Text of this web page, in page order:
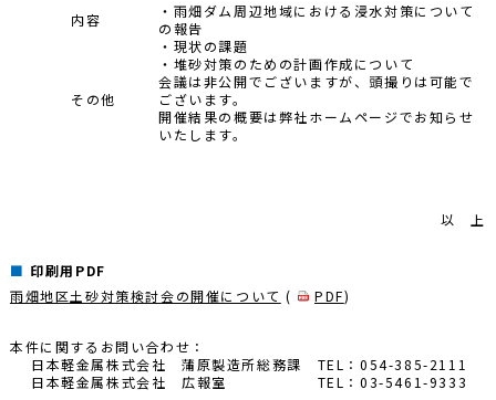
内容
・雨畑ダム周辺地域における浸水対策について
の報告
・現状の課題
・堆砂対策のための計画作成について
その他
会議は非公開でございますが、頭撮りは可能で
ございます。
開催結果の概要は弊社ホームページでお知らせ
いたします。
以 上
印刷用PDF
雨畑地区土砂対策検討会の開催について ( PDF)
本件に関するお問い合わせ：
日本軽金属株式会社 蒲原製造所総務課
TEL：054-385-2111
日本軽金属株式会社 広報室
TEL：03-5461-9333